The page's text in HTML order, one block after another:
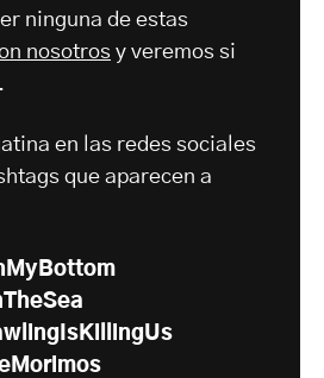
ninguna de estas
nosotros y veremos si
en las redes sociales
que aparecen a